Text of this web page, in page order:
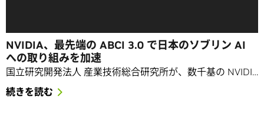
NVIDIA、最先端の ABCI 3.0 で日本のソブリン AI
への取り組みを加速
国立研究開発法人 産業技術総合研究所が、数千基の NVIDI…
続きを読む